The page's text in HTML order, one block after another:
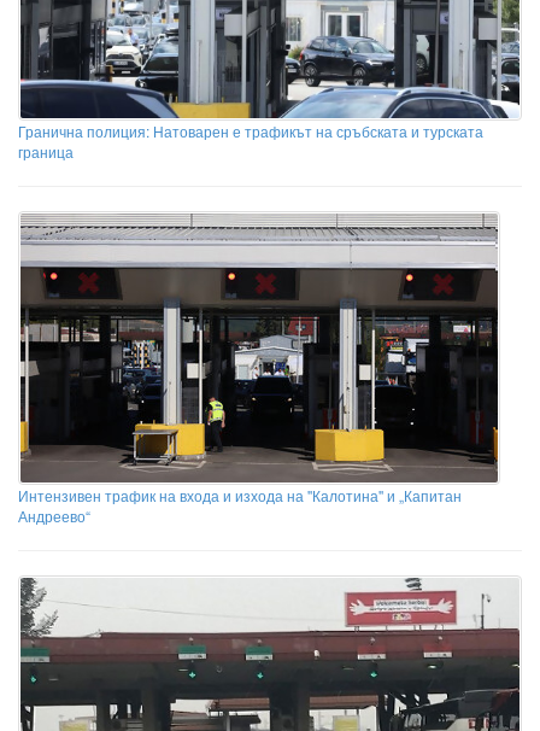
Гранична полиция: Натоварен е трафикът на сръбската и турската
граница
Интензивен трафик на входа и изхода на ''Калотина'' и „Капитан
Андреево“